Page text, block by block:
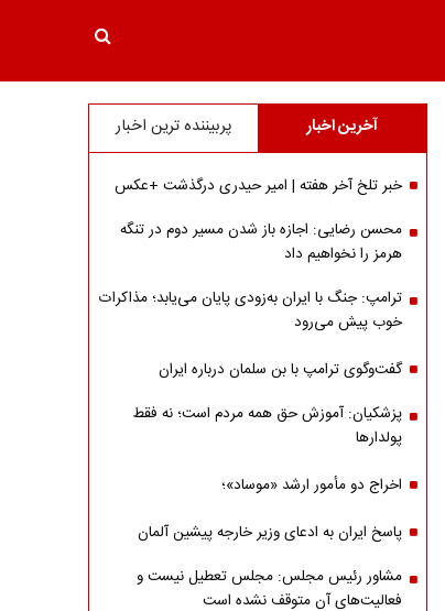
آخرین اخبار پربیننده ترین اخبار
خبر تلخ آخر هفته | امیر حیدری درگذشت +عکس
محسن رضایی: اجازه باز شدن مسیر دوم در تنگه
هرمز را نخواهیم داد
ترامپ: جنگ با ایران به‌زودی پایان می‌یابد؛ مذاکرات
خوب پیش می‌رود
گفت‌وگوی ترامپ با بن سلمان درباره ایران
پزشکیان: آموزش حق همه مردم است؛ نه فقط
پولدارها
اخراج دو مأمور ارشد «موساد»؛
پاسخ ایران به ادعای وزیر خارجه پیشین آلمان
مشاور رئیس مجلس: مجلس تعطیل نیست و
فعالیت‌های آن متوقف نشده است